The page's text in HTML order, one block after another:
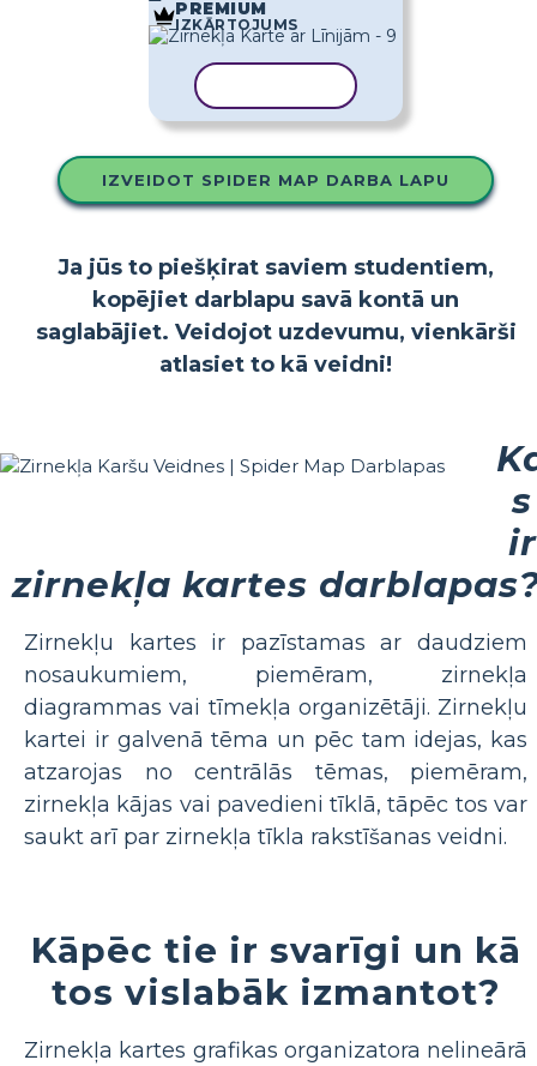
PREMIUM
IZKĀRTOJUMS
IZVEIDOT SPIDER MAP DARBA LAPU
Ja jūs to piešķirat saviem studentiem,
kopējiet darblapu savā kontā un
saglabājiet. Veidojot uzdevumu, vienkārši
atlasiet to kā veidni!
s
ir
zirnekļa kartes
Zirnekļu kartes ir pazīstamas ar daudziem
nosaukumiem, piemēram, zirnekļa
diagrammas vai tīmekļa organizētāji. Zirnekļu
kartei ir galvenā tēma un pēc tam idejas, kas
atzarojas no centrālās tēmas, piemēram,
zirnekļa kājas vai pavedieni tīklā, tāpēc tos var
saukt arī par zirnekļa tīkla rakstīšanas veidni.
Kāpēc tie ir svarīgi un kā
tos vislabāk izmantot?
Zirnekļa kartes grafikas organizatora nelineārā